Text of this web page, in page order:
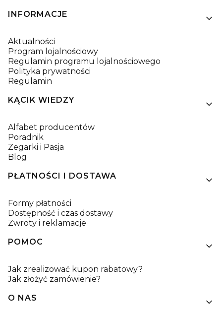
Linki w stopce
INFORMACJE
Aktualności
Program lojalnościowy
Regulamin programu lojalnościowego
Polityka prywatności
Regulamin
KĄCIK WIEDZY
Alfabet producentów
Poradnik
Zegarki i Pasja
Blog
PŁATNOŚCI I DOSTAWA
Formy płatności
Dostępność i czas dostawy
Zwroty i reklamacje
POMOC
Jak zrealizować kupon rabatowy?
Jak złożyć zamówienie?
O NAS